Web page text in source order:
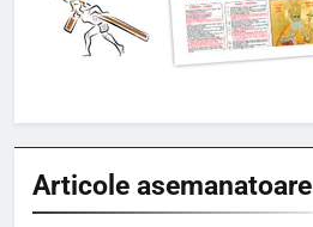
Articole asemanatoare